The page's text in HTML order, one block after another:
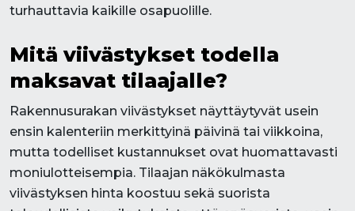
turhauttavia kaikille osapuolille.
Mitä viivästykset todella
maksavat tilaajalle?
Rakennusurakan viivästykset näyttäytyvät usein
ensin kalenteriin merkittyinä päivinä tai viikkoina,
mutta todelliset kustannukset ovat huomattavasti
moniulotteisempia. Tilaajan näkökulmasta
viivästyksen hinta koostuu sekä suorista